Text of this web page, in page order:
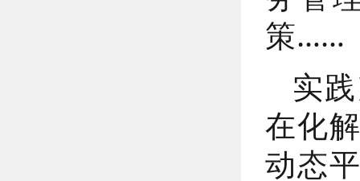
策……
实
在化
动态